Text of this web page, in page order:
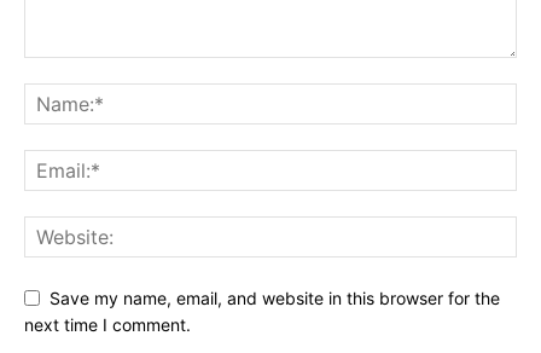
Save my name, email, and website in this browser for the
next time I comment.